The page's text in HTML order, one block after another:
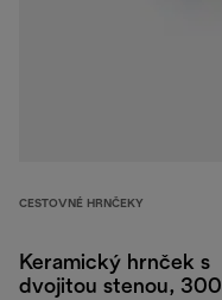
CESTOVNÉ HRNČEKY
Keramický hrnček s
dvojitou stenou, 300